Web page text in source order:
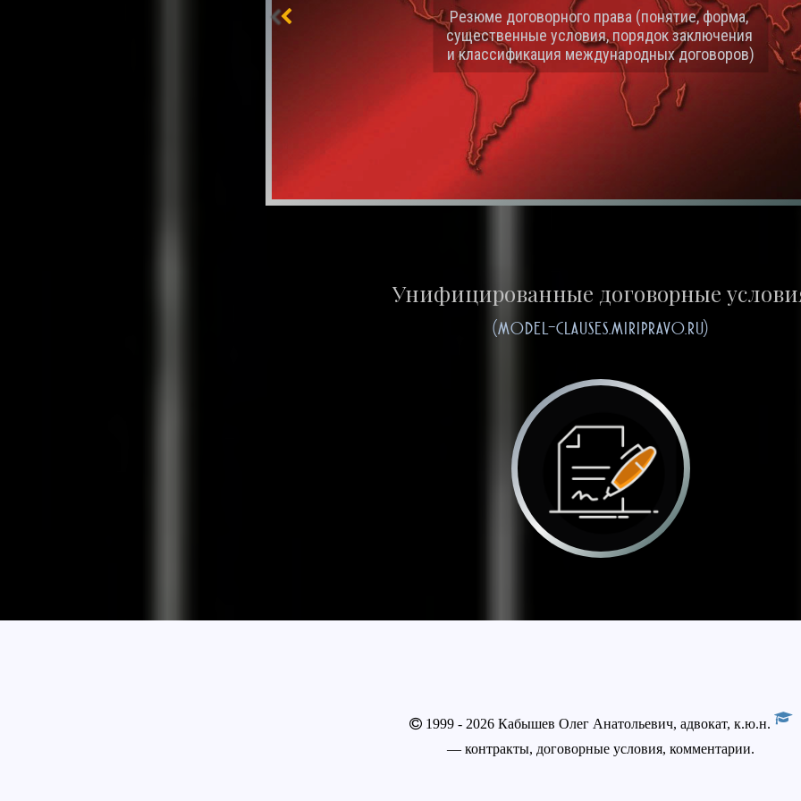
Резюме договорного права (понятие, форма,
существенные условия, порядок заключения
и классификация международных договоров)
Agreement
OEM-договор на оригинальное производство
Унифицированные договорные
(model-clauses.miripravo.ru)
1999 - 2026 Кабышев Олег Анатольевич, адвокат, к.ю.н.
— контракты, договорные условия, комментарии.